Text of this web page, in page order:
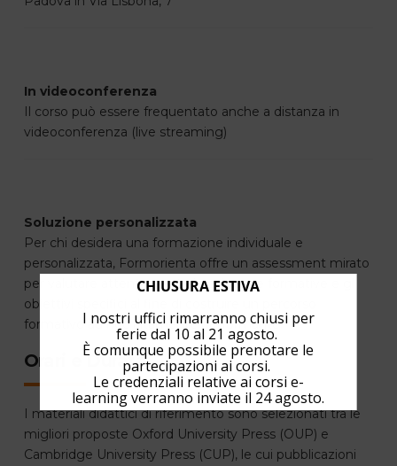
In videoconferenza
Il corso può essere frequentato anche a distanza in
videoconferenza (live streaming)
Soluzione personalizzata
Per chi desidera una formazione individuale e
personalizzata, Formorienta offre un assessment mirato
per valutare attentamente le esigenze formative e gli
obiettivi specifici al fine di costruire un percorso
formativo ad hoc altamente performante.
Orari e Durata
I materiali didattici di riferimento sono selezionati tra le
migliori proposte Oxford University Press (OUP) e
Cambridge University Press (CUP), le cui pubblicazioni
CHIUSURA ESTIVA
I nostri uffici rimarranno chiusi per
ferie dal 10 al 21 agosto.
È comunque possibile prenotare le
partecipazioni ai corsi.
Le credenziali relative ai corsi e-
learning verranno inviate il 24 agosto.